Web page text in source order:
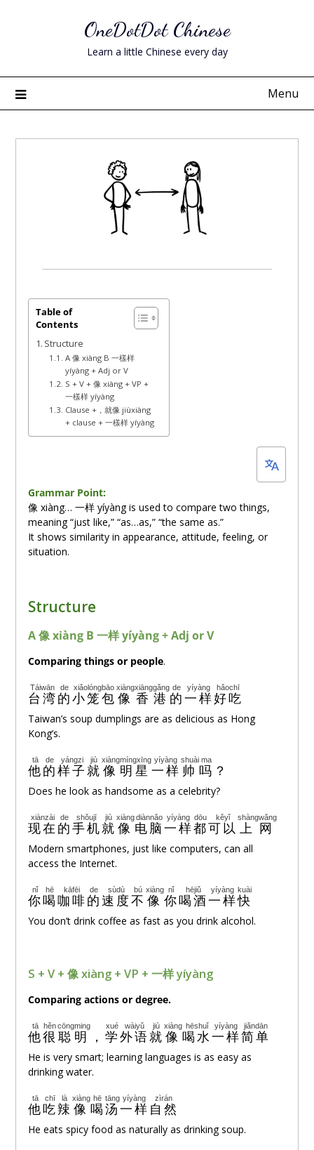
OneDotDot Chinese
Learn a little Chinese every day
Menu
on
December
3,
Table of
Contents
Structure
A 像 xiàng B 一樣样
yíyàng + Adj or V
S + V + 像 xiàng + VP +
一樣样 yíyàng
Clause +，就像 jiùxiàng
+ clause + 一樣样 yíyàng
Grammar Point:
像 xiàng… 一样yíyàng is used to compare two things,
meaning “just like,” “as…as,” “the same as.”
It shows similarity in appearance, attitude, feeling, or
situation.
Structure
A 像 xiàng B 一样yíyàng + Adj or V
Comparing things or people.
台湾
Táiwān
的
de
小笼包
xiǎolóngbāo
像
xiàng
香港
xiānggǎng
的
de
一样
yíyàng
好吃
hǎochī
Taiwan’s soup dumplings are as delicious as Hong
Kong’s.
他
tā
的
de
样子
yángzi
就
jiù
像
xiàng
明星
míngxīng
一样
yíyàng
帅
shuài
吗
ma
？
Does he look as handsome as a celebrity?
现在
xiànzài
的
de
手机
shǒujī
就
jiù
像
xiàng
电脑
diànnǎo
一样
yíyàng
都
dōu
可以
kěyǐ
上网
shàngwǎng
Modern smartphones, just like computers, can all
access the Internet.
你
nǐ
喝
hē
咖啡
kāfēi
的
de
速度
sùdù
不
bú
像
xiàng
你
nǐ
喝酒
hējiǔ
一样
yíyàng
快
kuài
You don’t drink coffee as fast as you drink alcohol.
S + V + 像 xiàng + VP + 一样yíyàng
Comparing actions or degree.
他
tā
很
hěn
聪明
cōngming
， 学
xué
外语
wàiyǔ
就
jiù
像
xiàng
喝水
hēshuǐ
一样
yíyàng
简单
jiǎndān
He is very smart; learning languages is as easy as
drinking water.
他
tā
吃
chī
辣
là
像
xiàng
喝
hē
汤
tāng
一样
yíyàng
自然
zìrán
He eats spicy food as naturally as drinking soup.